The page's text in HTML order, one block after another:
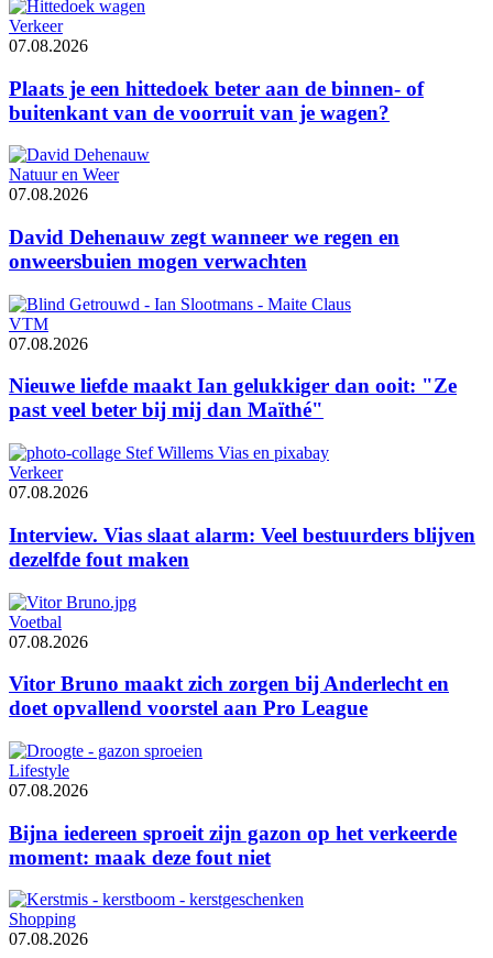
Verkeer
07.08.2026
Plaats je een hittedoek beter aan de binnen- of
buitenkant van de voorruit van je wagen?
Natuur en Weer
07.08.2026
David Dehenauw zegt wanneer we regen en
onweersbuien mogen verwachten
VTM
07.08.2026
Nieuwe liefde maakt Ian gelukkiger dan ooit: "Ze
past veel beter bij mij dan Maïthé"
Verkeer
07.08.2026
Interview. Vias slaat alarm: Veel bestuurders blijven
dezelfde fout maken
Voetbal
07.08.2026
Vitor Bruno maakt zich zorgen bij Anderlecht en
doet opvallend voorstel aan Pro League
Lifestyle
07.08.2026
Bijna iedereen sproeit zijn gazon op het verkeerde
moment: maak deze fout niet
Shopping
07.08.2026